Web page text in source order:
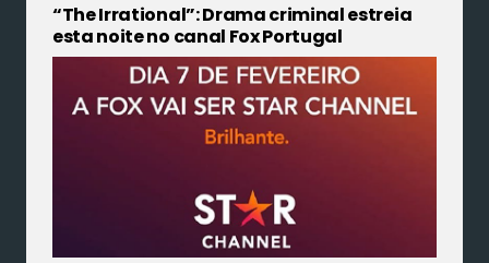
“The Irrational”: Drama criminal estreia
esta noite no canal Fox Portugal